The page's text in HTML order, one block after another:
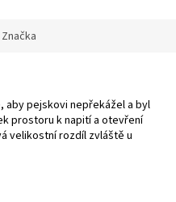
Značka
aby pejskovi nepřekážel a byl
prostoru k napití a otevření
velikostní rozdíl zvláště u